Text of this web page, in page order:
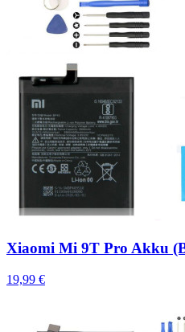
Xiaomi Mi 9T Pro Akku
19,99 €